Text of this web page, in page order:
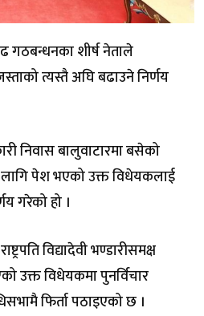
गठबन्धनका शीर्ष नेताले
त्यस्तै अघि बढाउने निर्णय
निवास बालुवाटारमा बसेको
पेश भएको उक्त विधेयकलाई
गरेको हो ।
विद्यादेवी भण्डारीसमक्ष
उक्त विधेयकमा पुनर्विचार
फिर्ता पठाइएको छ ।